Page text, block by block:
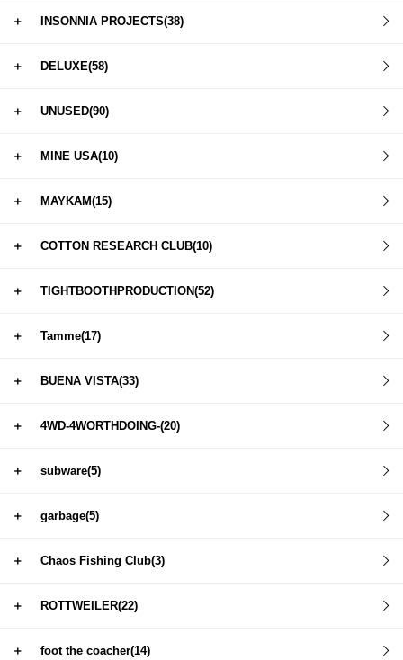
＋ INSONNIA PROJECTS(38)
＋ DELUXE(58)
＋ UNUSED(90)
＋ MINE USA(10)
＋ MAYKAM(15)
＋ COTTON RESEARCH CLUB(10)
＋ TIGHTBOOTHPRODUCTION(52)
＋ Tamme(17)
＋ BUENA VISTA(33)
＋ 4WD-4WORTHDOING-(20)
＋ subware(5)
＋ garbage(5)
＋ Chaos Fishing Club(3)
＋ ROTTWEILER(22)
＋ foot the coacher(14)